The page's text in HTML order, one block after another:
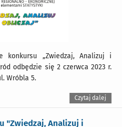
konkursu „Zwiedzaj, Analizuj i
odbędzie się 2 czerwca 2023 r.
Wróbla 5.
Czytaj dalej
"Zwiedzaj, Analizuj i